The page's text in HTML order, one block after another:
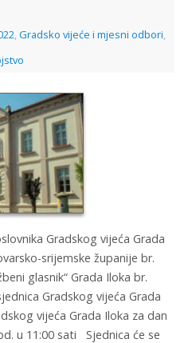
, Gradsko vijeće i mjesni odbori,
Gradskog vijeća Grada
srijemske županije br.
glasnik“ Grada Iloka br.
Gradskog vijeća Grada
vijeća Grada Iloka za dan
u 11:00 sati Sjednica će se